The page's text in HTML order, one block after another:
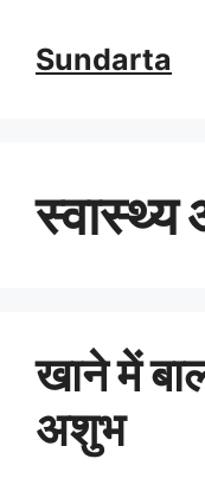
Sundarta
खाने में
अशुभ